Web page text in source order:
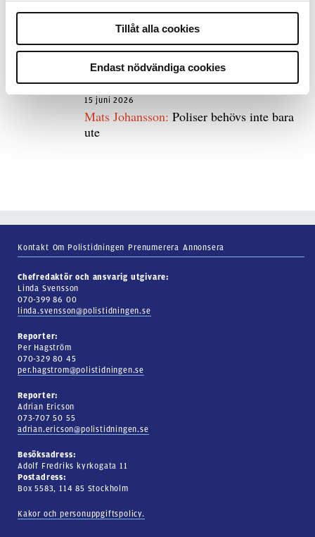
Tillåt alla cookies
Endast nödvändiga cookies
7 juli 2026
Debatt:Med för höga krav på evidens kan
polisen inte göra något alls
15 juni 2026
Mats Johansson: Poliser behövs inte bara
ute
Kontakt Om Polistidningen Prenumerera Annonsera
Chefredaktör och ansvarig utgivare:
Linda Svensson
070-399 86 00
linda.svensson@polistidningen.se
Reporter:
Per Hagström
070-329 80 45
per.hagstrom@polistidningen.se
Reporter:
Adrian Ericson
073-707 50 55
adrian.ericson@polistidningen.se
Besöksadress:
Adolf Fredriks kyrkogata 11
Postadress:
Box 5583, 114 85 Stockholm
Kakor och personuppgiftspolicy.